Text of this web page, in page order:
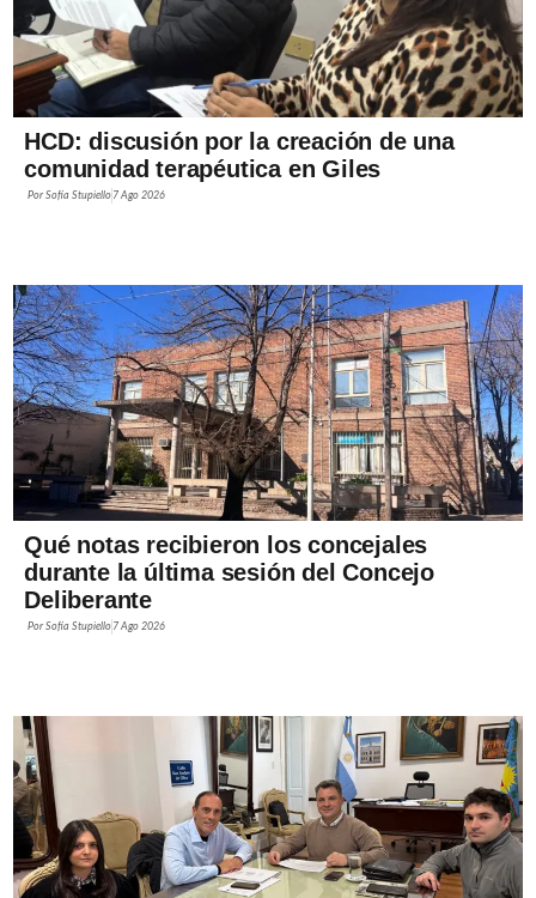
HCD: discusión por la creación de una
comunidad terapéutica en Giles
PorSofía Stupiello 7 Ago 2026
Qué notas recibieron los concejales
durante la última sesión del Concejo
Deliberante
PorSofía Stupiello 7 Ago 2026